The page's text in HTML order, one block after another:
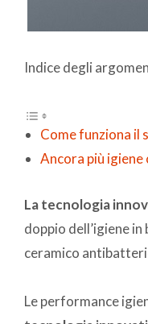
Indice degli
Come funziona il
Ancora più igiene
La tecnologia
doppio dell’igiene
ceramico
Le performance